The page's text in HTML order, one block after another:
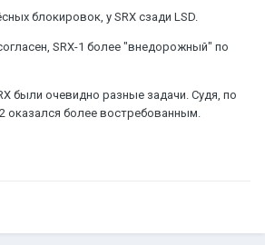
блокировок, у SRX сзади LSD.
SRX-1 более "внедорожный" по
были очевидно разные задачи. Судя, по
оказался более востребованным.